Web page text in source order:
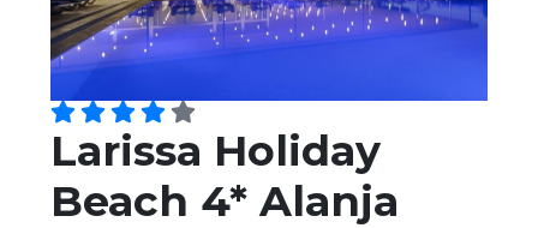
Larissa Holiday
Beach 4* Alanja